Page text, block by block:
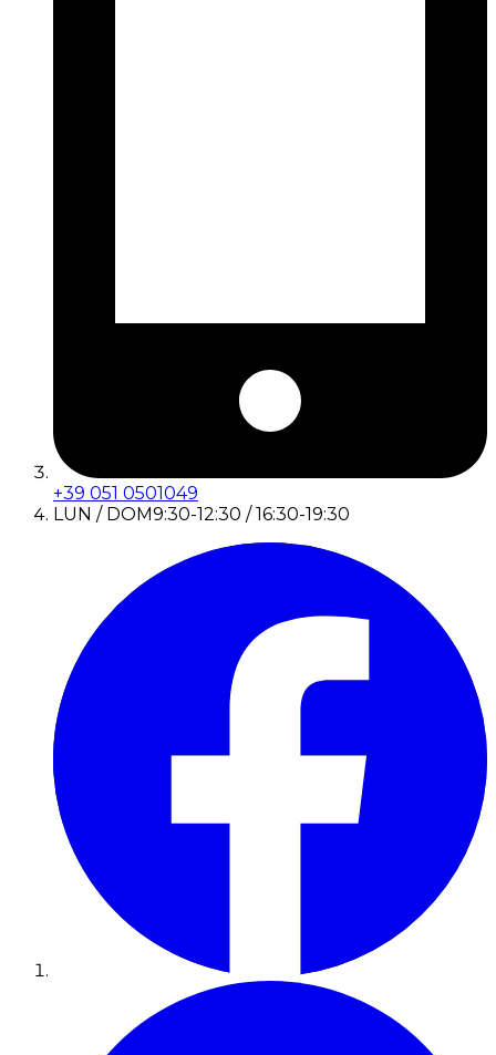
+39 051 0501049
LUN / DOM9:30-12:30 / 16:30-19:30